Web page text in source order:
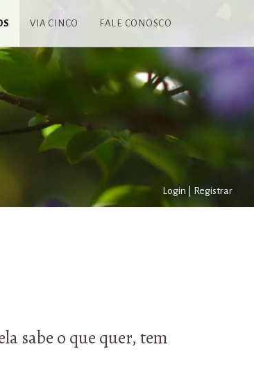
VIA CINCO FALE CONOSCO
Login Registrar
sabe o que quer, tem